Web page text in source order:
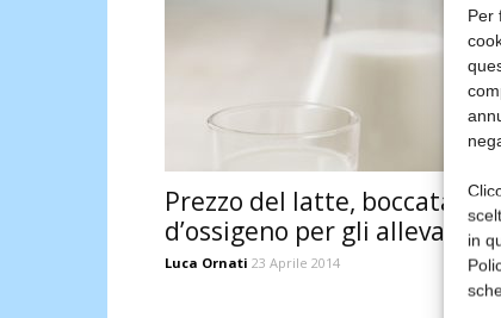
Per
in
Prezzo del latte, boccata
d’ossigeno per gli allevatori
Luca Ornati 23 Aprile 2014